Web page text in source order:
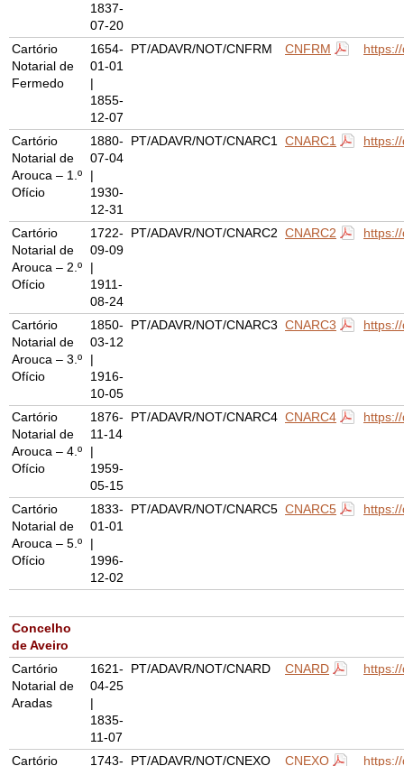
1837-
07-20
Cartório
Notarial de
Fermedo
1654-
01-01
|
1855-
12-07
PT/ADAVR/NOT/CNFRM CNFRM
Cartório
Notarial de
Arouca – 1.º
Ofício
1880-
07-04
|
1930-
12-31
PT/ADAVR/NOT/CNARC1 CNARC1
Cartório
Notarial de
Arouca – 2.º
Ofício
1722-
09-09
|
1911-
08-24
PT/ADAVR/NOT/CNARC2 CNARC2
Cartório
Notarial de
Arouca – 3.º
Ofício
1850-
03-12
|
1916-
10-05
PT/ADAVR/NOT/CNARC3 CNARC3
Cartório
Notarial de
Arouca – 4.º
Ofício
1876-
11-14
|
1959-
05-15
PT/ADAVR/NOT/CNARC4 CNARC4
Cartório
Notarial de
Arouca – 5.º
Ofício
1833-
01-01
|
1996-
12-02
PT/ADAVR/NOT/CNARC5 CNARC5
Concelho
de Aveiro
Cartório
Notarial de
Aradas
1621-
04-25
|
1835-
11-07
PT/ADAVR/NOT/CNARD CNARD
Cartório
1743-
PT/ADAVR/NOT/CNEXO CNEXO